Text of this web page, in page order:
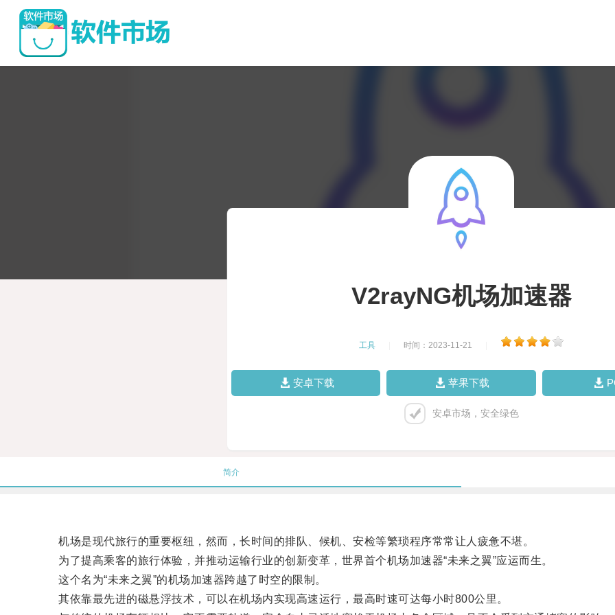
V2rayNG机场加速器
工具 时间：2023-11-21
安卓下载 苹果下载
安卓市场，安全绿色
简介
机场是现代旅行的重要枢纽，然而，长时间的排队、候机、安检等繁琐程序常常让人疲惫不堪。
为了提高乘客的旅行体验，并推动运输行业的创新变革，世界首个机场加速器“未来之翼”应运而生。
这个名为“未来之翼”的机场加速器跨越了时空的限制。
其依靠最先进的磁悬浮技术，可以在机场内实现高速运行，最高时速可达每小时800公里。